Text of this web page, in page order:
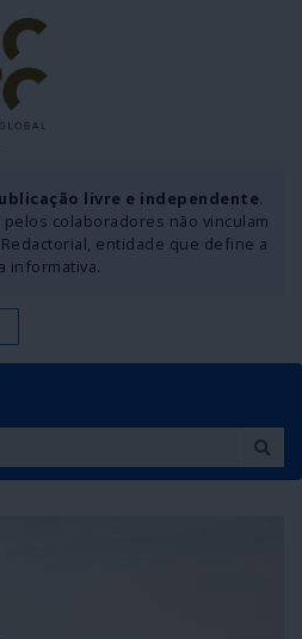
livre e independente.
colaboradores não vinculam
entidade que define a
informativa.